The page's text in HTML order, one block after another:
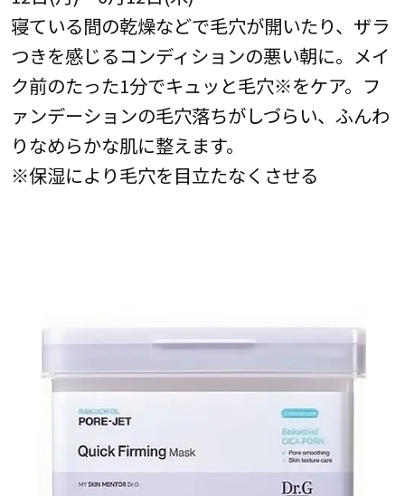
寝ている間の乾燥などで毛穴が開いたり、ザラ
つきを感じるコンディションの悪い朝に。メイ
ク前のたった1分でキュッと毛穴※をケア。フ
ァンデーションの毛穴落ちがしづらい、ふんわ
りなめらかな肌に整えます。
※保湿により毛穴を目立たなくさせる